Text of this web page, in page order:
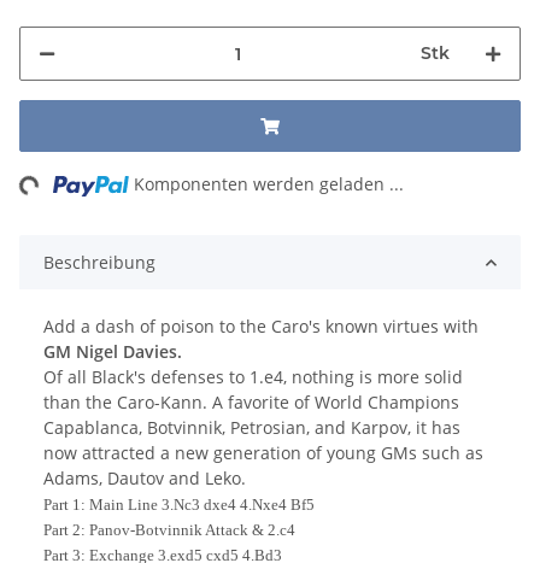
Stk
Komponenten werden geladen ...
Beschreibung
Add a dash of poison to the Caro's known virtues with
GM Nigel Davies.
Of all Black's defenses to 1.e4, nothing is more solid
than the Caro-Kann. A favorite of World Champions
Capablanca, Botvinnik, Petrosian, and Karpov, it has
now attracted a new generation of young GMs such as
Adams, Dautov and Leko.
Part 1: Main Line 3.Nc3 dxe4 4.Nxe4 Bf5
Part 2: Panov-Botvinnik Attack & 2.c4
Part 3: Exchange 3.exd5 cxd5 4.Bd3